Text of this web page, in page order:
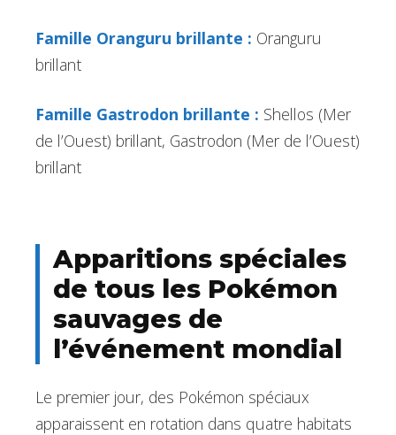
Famille Oranguru brillante : Oranguru
brillant
Famille Gastrodon brillante : Shellos (Mer
de l’Ouest) brillant, Gastrodon (Mer de l’Ouest)
brillant
Apparitions spéciales
de tous les Pokémon
sauvages de
l’événement mondial
Le premier jour, des Pokémon spéciaux
apparaissent en rotation dans quatre habitats